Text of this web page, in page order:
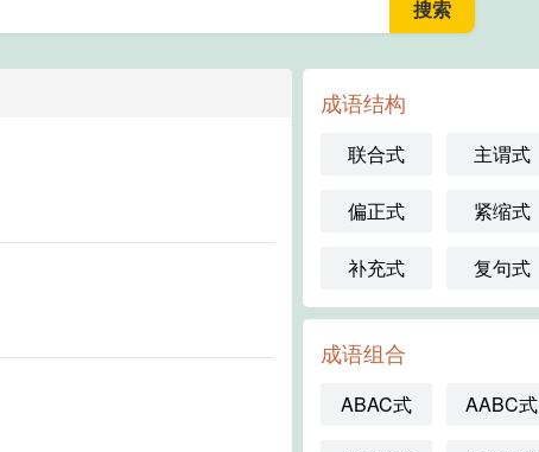
成语结构
联合式 主谓式
偏正式 紧缩式
补充式 复句式
成语组合
ABAC式 AABC式